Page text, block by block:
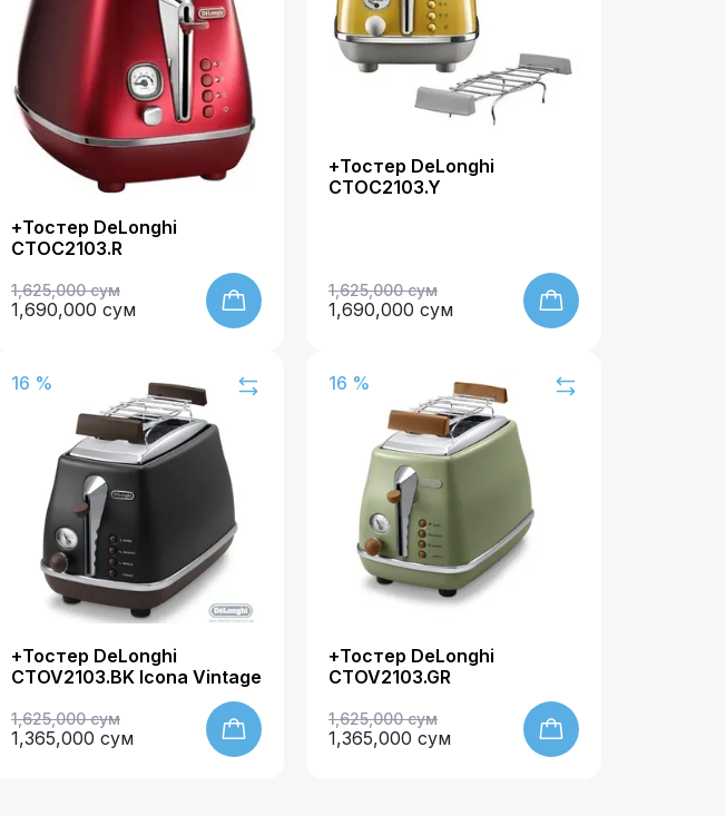
+Тостер DeLonghi
CTOC2103.R
1,625,000 сум
1,690,000 сум
+Тостер DeLonghi
CTOC2103.Y
1,625,000 сум
1,690,000 сум
16 %
+Тостер DeLonghi
CTOV2103.BK Icona Vintage
1,625,000 сум
1,365,000 сум
16 %
+Тостер DeLonghi
CTOV2103.GR
1,625,000 сум
1,365,000 сум